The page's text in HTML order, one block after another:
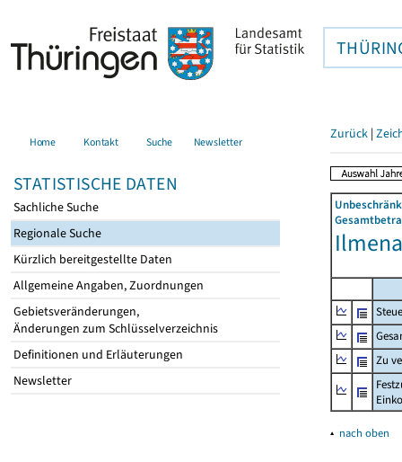
Home Kontakt Suche Newsletter
STATISTISCHE DATEN
Sachliche Suche
Regionale Suche
Kürzlich bereitgestellte Daten
Allgemeine Angaben, Zuordnungen
Gebietsveränderungen,
Änderungen zum Schlüsselverzeichnis
Definitionen und Erläuterungen
Newsletter
Zurück |
Zu
▴ nach oben